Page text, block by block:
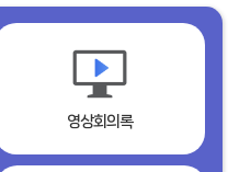
영상회의록